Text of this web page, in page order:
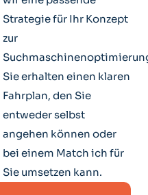
Strategie für Ihr Konzept
zur
Sie erhalten einen klaren
Fahrplan, den Sie
entweder selbst
angehen können oder
bei einem Match ich für
Sie umsetzen kann.